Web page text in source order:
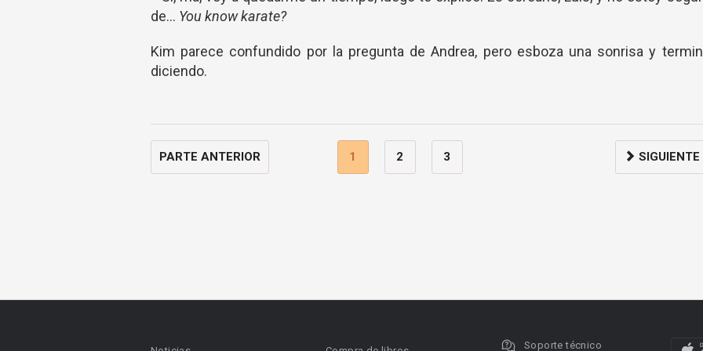
de... You know karate?
Kim parece confundido por la pregunta de Andrea, pero esboza una sonrisa y
diciendo.
PARTE ANTERIOR 1 2 3 SIGUIENTE
Soporte técnico